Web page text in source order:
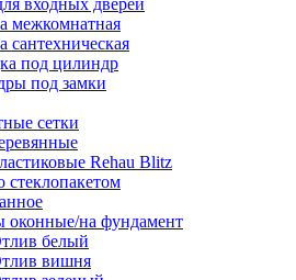
входных дверей
межкомнатная
сантехническая
под цилиндр
под замки
сетки
Rehau Blitz
стеклопакетом
оконные/на фундамент
белый
вишня